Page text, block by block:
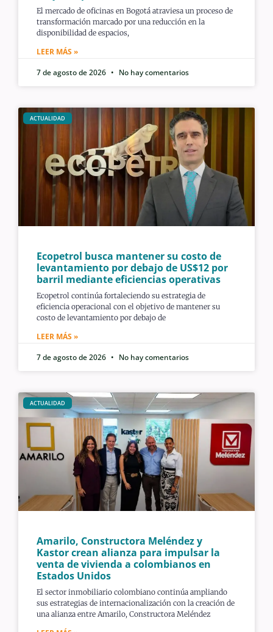
El mercado de oficinas en Bogotá atraviesa un proceso de
transformación marcado por una reducción en la
disponibilidad de espacios,
LEER MÁS »
7 de agosto de 2026
No hay comentarios
ACTUALIDAD
Ecopetrol busca mantener su costo de
levantamiento por debajo de US$12 por
barril mediante eficiencias operativas
Ecopetrol continúa fortaleciendo su estrategia de
eficiencia operacional con el objetivo de mantener su
costo de levantamiento por debajo de
LEER MÁS »
7 de agosto de 2026
No hay comentarios
ACTUALIDAD
Amarilo, Constructora Meléndez y
Kastor crean alianza para impulsar la
venta de vivienda a colombianos en
Estados Unidos
El sector inmobiliario colombiano continúa ampliando
sus estrategias de internacionalización con la creación de
una alianza entre Amarilo, Constructora Meléndez